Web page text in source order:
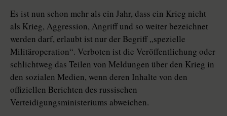
Es ist nun schon mehr als ein Jahr, dass ein Krieg nicht
als Krieg, Aggression, Angriff und so weiter bezeichnet
werden darf, erlaubt ist nur der Begriff „spezielle
Militäroperation“. Verboten ist die Veröffentlichung oder
schlichtweg das Teilen von Meldungen über den Krieg in
den sozialen Medien, wenn deren Inhalte von den
offiziellen Berichten des russischen
Verteidigungsministeriums abweichen.